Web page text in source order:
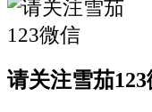
请关注雪茄